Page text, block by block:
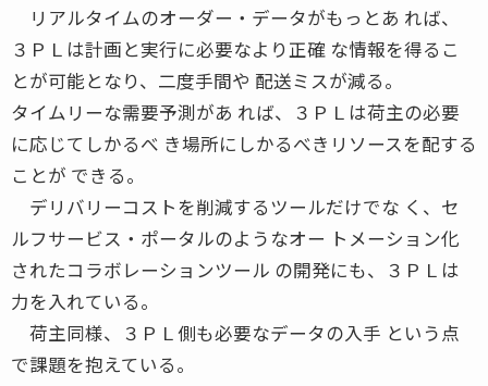
リアルタイムのオーダー・データがもっとあ れば、
３ＰＬは計画と実行に必要なより正確 な情報を得るこ
とが可能となり、二度手間や 配送ミスが減る。
タイムリーな需要予測があ れば、３ＰＬは荷主の必要
に応じてしかるべ き場所にしかるべきリソースを配する
ことが できる。
デリバリーコストを削減するツールだけでな く、セ
ルフサービス・ポータルのようなオー トメーション化
されたコラボレーションツール の開発にも、３ＰＬは
力を入れている。
荷主同様、３ＰＬ側も必要なデータの入手 という点
で課題を抱えている。